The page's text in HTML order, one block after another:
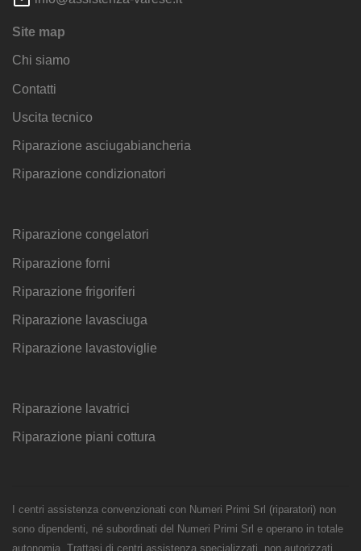
Site map
Chi siamo
Contatti
Uscita tecnico
Riparazione asciugabiancheria
Riparazione condizionatori
Riparazione congelatori
Riparazione forni
Riparazione frigoriferi
Riparazione lavasciuga
Riparazione lavastoviglie
Riparazione lavatrici
Riparazione piani cottura
I centri assistenza convenzionati con Numeri Primi Srl (riparatori) non
sono dipendenti, né subordinati del Numeri Primi Srl e operano in totale
autonomia. Trattasi di centri assistenza specializzati, non autorizzati